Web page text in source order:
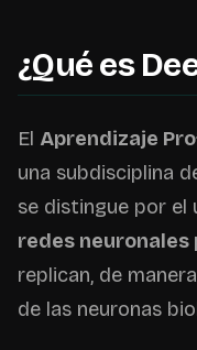
¿Qué es
El Aprendizaje
una subdisciplina
se distingue por el
redes
replican, de
de las neuronas